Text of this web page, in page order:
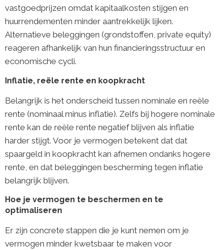
vastgoedprijzen omdat kapitaalkosten stijgen en
huurrendementen minder aantrekkelijk lijken.
Alternatieve beleggingen (grondstoffen, private equity)
reageren afhankelijk van hun financieringsstructuur en
economische cycli.
Inflatie, reële rente en koopkracht
Belangrijk is het onderscheid tussen nominale en reële
rente (nominaal minus inflatie). Zelfs bij hogere nominale
rente kan de reële rente negatief blijven als inflatie
harder stijgt. Voor je vermogen betekent dat dat
spaargeld in koopkracht kan afnemen ondanks hogere
rente, en dat beleggingen bescherming tegen inflatie
belangrijk blijven.
Hoe je vermogen te beschermen en te
optimaliseren
Er zijn concrete stappen die je kunt nemen om je
vermogen minder kwetsbaar te maken voor